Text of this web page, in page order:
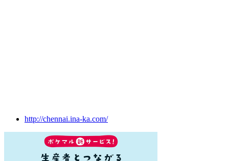
http://chennai.ina-ka.com/